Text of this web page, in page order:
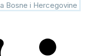
Bosne i Hercegovine